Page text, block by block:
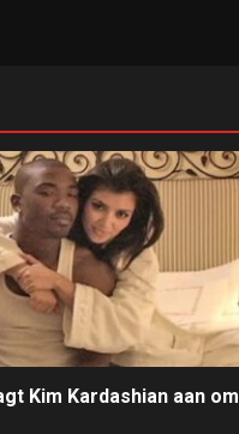
Kim Kardashian aan om